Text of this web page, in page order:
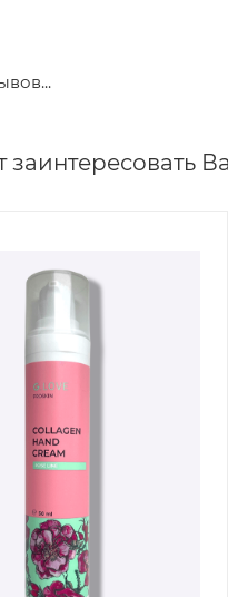
заинтересовать